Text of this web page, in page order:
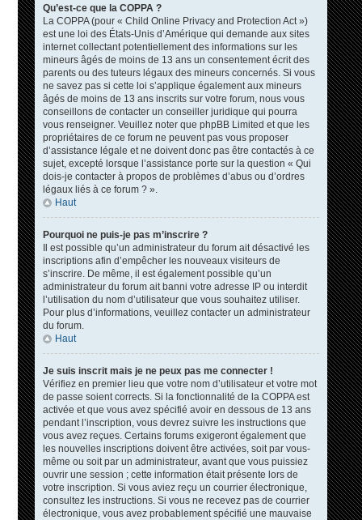
Qu’est-ce que la COPPA ?
La COPPA (pour « Child Online Privacy and Protection Act »)
est une loi des États-Unis d’Amérique qui demande aux sites
internet collectant potentiellement des informations sur les
mineurs âgés de moins de 13 ans un consentement écrit des
parents ou des tuteurs légaux des mineurs concernés. Si vous
ne savez pas si cette loi s’applique également aux mineurs
âgés de moins de 13 ans inscrits sur votre forum, nous vous
conseillons de contacter un conseiller juridique qui pourra
vous renseigner. Veuillez noter que phpBB Limited et que les
propriétaires de ce forum ne peuvent pas vous proposer
d’assistance légale et ne doivent donc pas être contactés à ce
sujet, excepté lorsque l’assistance porte sur la question « Qui
dois-je contacter à propos de problèmes d’abus ou d’ordres
légaux liés à ce forum ? ».
Haut
Pourquoi ne puis-je pas m’inscrire ?
Il est possible qu’un administrateur du forum ait désactivé les
inscriptions afin d’empêcher les nouveaux visiteurs de
s’inscrire. De même, il est également possible qu’un
administrateur du forum ait banni votre adresse IP ou interdit
l’utilisation du nom d’utilisateur que vous souhaitez utiliser.
Pour plus d’informations, veuillez contacter un administrateur
du forum.
Haut
Je suis inscrit mais je ne peux pas me connecter !
Vérifiez en premier lieu que votre nom d’utilisateur et votre mot
de passe soient corrects. Si la fonctionnalité de la COPPA est
activée et que vous avez spécifié avoir en dessous de 13 ans
pendant l’inscription, vous devrez suivre les instructions que
vous avez reçues. Certains forums exigeront également que
les nouvelles inscriptions doivent être activées, soit par vous-
même ou soit par un administrateur, avant que vous puissiez
ouvrir une session ; cette information était présente lors de
votre inscription. Si vous aviez reçu un courrier électronique,
consultez les instructions. Si vous ne recevez pas de courrier
électronique, vous avez probablement spécifié une mauvaise